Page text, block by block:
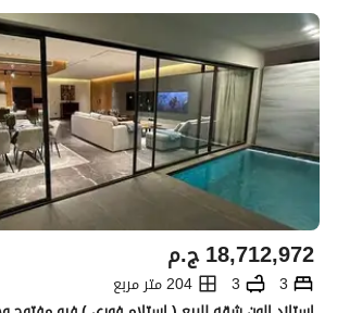
ج.م18,712,972
3
3
204 متر مربع